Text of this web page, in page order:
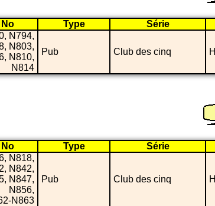
No Type Série
N794,
N803,
N810,
N814
Pub Club des cinq
No Type Série
N818,
N842,
N847,
N856,
N863
Pub Club des cinq